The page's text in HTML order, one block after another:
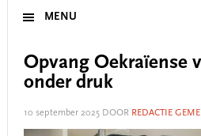
MENU
Opvang Oekraïense
onder druk
10 september 2025DOOR REDACTIE